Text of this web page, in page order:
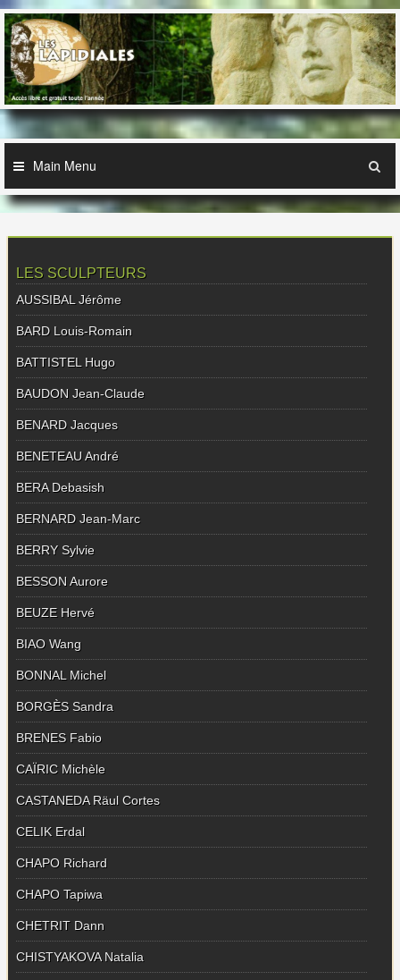
Skip
to
content
Main Menu
LES SCULPTEURS
AUSSIBAL Jérôme
BARD Louis-Romain
BATTISTEL Hugo
BAUDON Jean-Claude
BENARD Jacques
BENETEAU André
BERA Debasish
BERNARD Jean-Marc
BERRY Sylvie
BESSON Aurore
BEUZE Hervé
BIAO Wang
BONNAL Michel
BORGÈS Sandra
BRENES Fabio
CAÏRIC Michèle
CASTANEDA Räul Cortes
CELIK Erdal
CHAPO Richard
CHAPO Tapiwa
CHETRIT Dann
CHISTYAKOVA Natalia